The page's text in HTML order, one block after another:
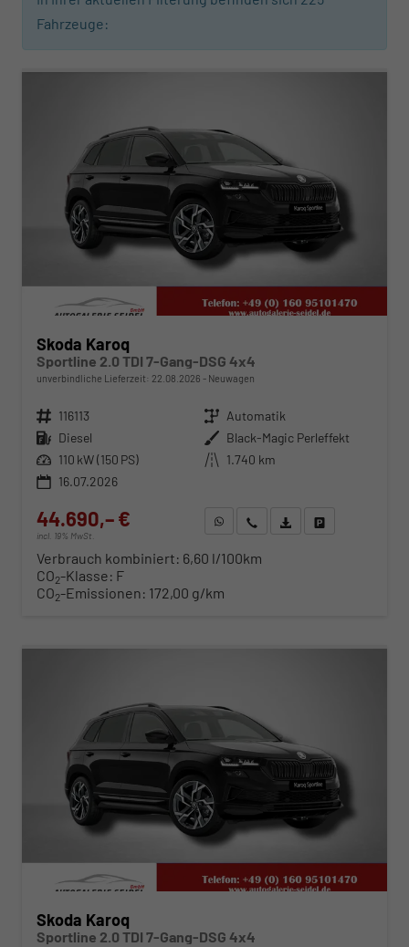
Fahrzeuge:
ab 454,– € mtl.
Skoda Karoq
Sportline 2.0 TDI 7-Gang-DSG 4x4
unverbindliche Lieferzeit: 22.08.2026 Neuwagen
Fahrzeugnr. 116113 Getriebe Automatik
Kraftstoff Diesel Außenfarbe Black-Magic Perleffekt
Leistung 110 kW (150 PS) Kilometerstand 1.740 km
16.07.2026
44.690,– €
incl. 19% MwSt.
WhatsApp anfragen
Wir rufen Sie anFahrzeugexposé (PDF)
Verbrauch kombiniert: 6,60 l/100km
CO2-Klasse: F
CO2-Emissionen: 172,00 g/km
Skoda Karoq
Sportline 2.0 TDI 7-Gang-DSG 4x4